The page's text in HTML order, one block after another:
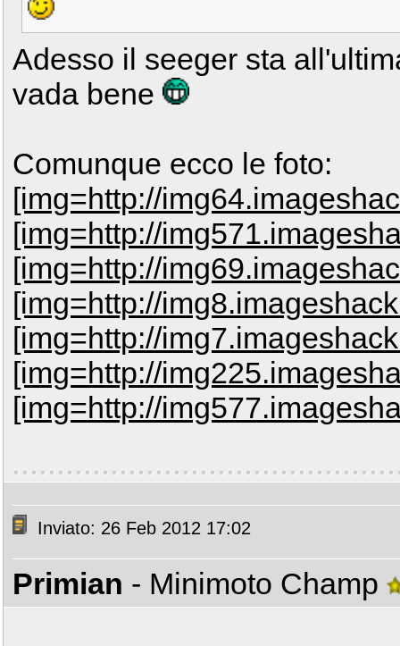
Adesso il seeger sta
vada bene
Comunque ecco le foto:
[img=http://
[img=http://
[img=http://
[img=http://
[img=http://
[img=http://
[img=http://
Inviato: 26 Feb 2012 17:02
Primian - Minimoto Champ